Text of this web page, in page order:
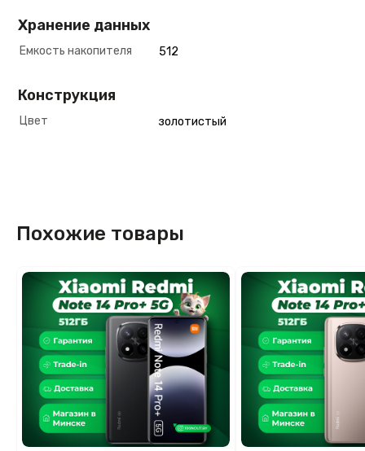
Хранение данных
Емкость накопителя 512
Конструкция
Цвет золотистый
Похожие товары